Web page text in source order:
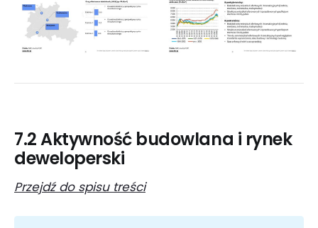
7.2 Aktywność budowlana i rynek
deweloperski
Przejdź do spisu treści